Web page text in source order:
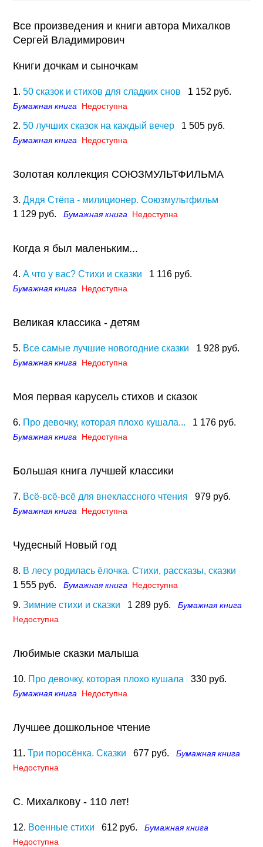
Все произведения и книги автора Михалков
Сергей Владимирович
Книги дочкам и сыночкам
1. 50 сказок и стихов для сладких снов 1 152 руб.
Бумажная книга Недоступна
2. 50 лучших сказок на каждый вечер 1 505 руб.
Бумажная книга Недоступна
Золотая коллекция СОЮЗМУЛЬТФИЛЬМА
3. Дядя Стёпа - милиционер. Союзмультфильм
1 129 руб.
Бумажная книга Недоступна
Когда я был маленьким...
4. А что у вас? Стихи и сказки 1 116 руб.
Бумажная книга Недоступна
Великая классика - детям
5. Все самые лучшие новогодние сказки 1 928 руб.
Бумажная книга Недоступна
Моя первая карусель стихов и сказок
6. Про девочку, которая плохо кушала... 1 176 руб.
Бумажная книга Недоступна
Большая книга лучшей классики
7. Всё-всё-всё для внеклассного чтения 979 руб.
Бумажная книга Недоступна
Чудесный Новый год
8. В лесу родилась ёлочка. Стихи, рассказы, сказки
1 555 руб.
Бумажная книга Недоступна
9. Зимние стихи и сказки 1 289 руб.
Бумажная книга
Недоступна
Любимые сказки малыша
10. Про девочку, которая плохо кушала 330 руб.
Бумажная книга Недоступна
Лучшее дошкольное чтение
11. Три поросёнка. Сказки 677 руб.
Бумажная книга
Недоступна
С. Михалкову - 110 лет!
12. Военные стихи 612 руб.
Бумажная книга
Недоступна